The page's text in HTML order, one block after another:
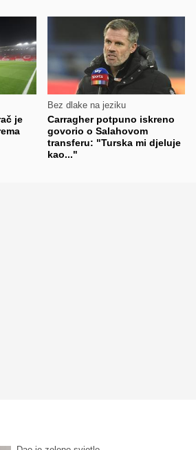
je
Bez dlake na jeziku
Carragher potpuno iskreno
govorio o Salahovom
transferu: "Turska mi djeluje
kao..."